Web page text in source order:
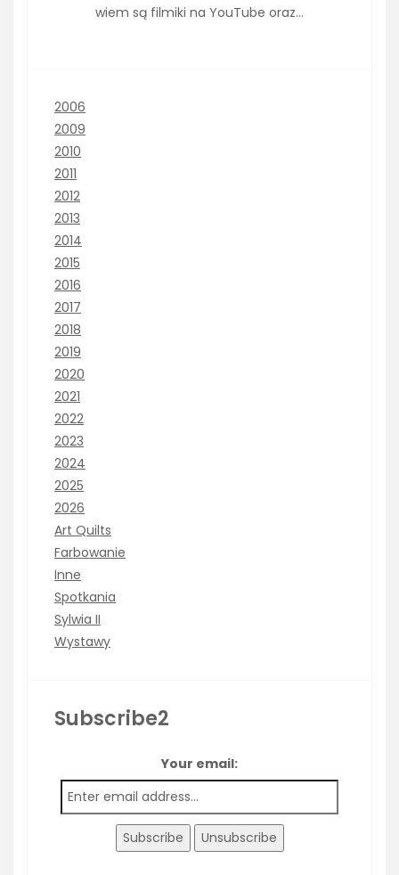
wiem są filmiki na YouTube oraz…
2006
2009
2010
2011
2012
2013
2014
2015
2016
2017
2018
2019
2020
2021
2022
2023
2024
2025
2026
Art Quilts
Farbowanie
Inne
Spotkania
Sylwia II
Wystawy
Subscribe2
Your email: